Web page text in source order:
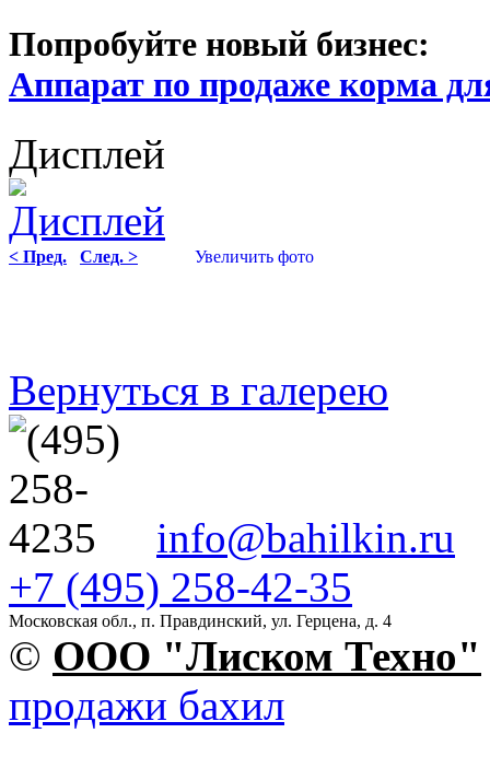
Попробуйте новый бизнес:
Аппарат по продаже корма
Дисплей
< Пред. След. > Увеличить фото
Вернуться в галерею
info@bahilkin.ru
+7 (495) 258-42-35
Московская обл., п. Правдинский, ул. Герцена, д. 4
© OOO "Лиском Техно"
продажи бахил